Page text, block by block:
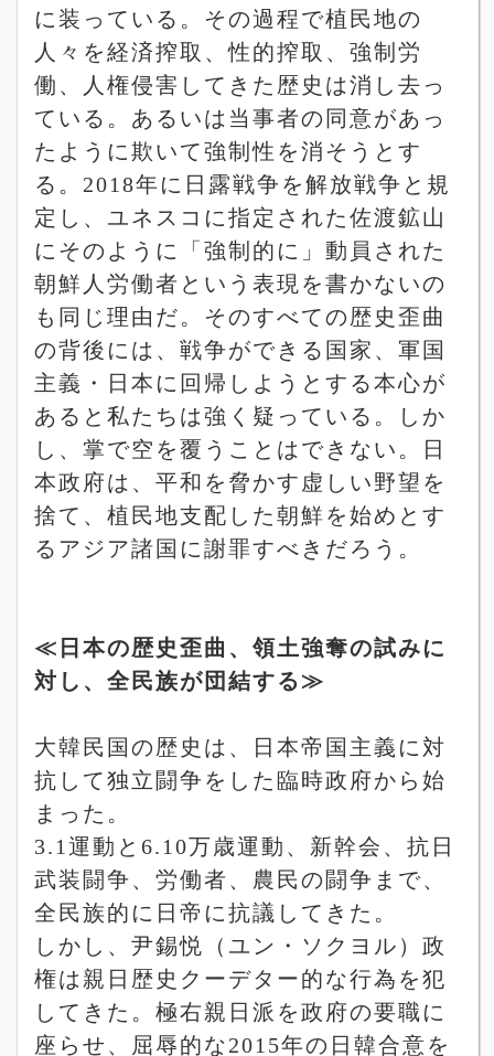
に装っている。その過程で植民地の
人々を経済搾取、性的搾取、強制労
働、人権侵害してきた歴史は消し去っ
ている。あるいは当事者の同意があっ
たように欺いて強制性を消そうとす
る。 2018年に日露戦争を解放戦争と規
定し、ユネスコに指定された佐渡鉱山
にそのように「強制的に」動員された
朝鮮人労働者という表現を書かないの
も同じ理由だ。そのすべての歴史歪曲
の背後には、戦争ができる国家、軍国
主義・日本に回帰しようとする本心が
あると私たちは強く疑っている。しか
し、掌で空を覆うことはできない。日
本政府は、平和を脅かす虚しい野望を
捨て、植民地支配した朝鮮を始めとす
るアジア諸国に謝罪すべきだろう。
≪日本の歴史歪曲、領土強奪の試みに
対し、全民族が団結する≫
大韓民国の歴史は、日本帝国主義に対
抗して独立闘争をした臨時政府から始
まった。
3.1 運動と 6.10万歳運動、新幹会、抗日
武装闘争、労働者、農民の闘争まで、
全民族的に日帝に抗議してきた。
しかし、尹錫悦（ユン・ソクヨル）政
権は親日歴史クーデター的な行為を犯
してきた。極右親日派を政府の要職に
座らせ、屈辱的な2015年の日韓合意を